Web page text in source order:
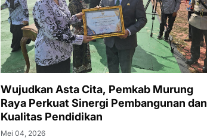
Wujudkan Asta Cita, Pemkab Murung
Raya Perkuat Sinergi Pembangunan dan
Kualitas Pendidikan
Mei 04, 2026